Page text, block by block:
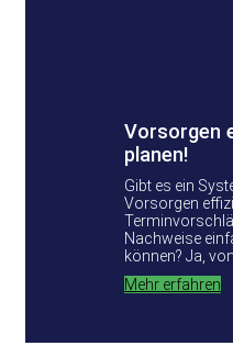
Vorsorgen
planen!
Gibt es ein
Vorsorgen
Nachweise
können? Ja,
Mehr erfahren